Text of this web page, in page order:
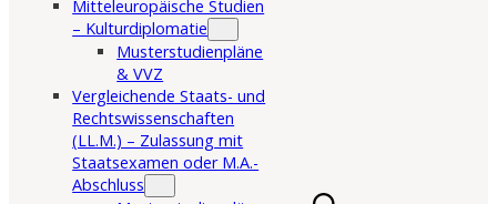
Mitteleuropäische Studien
– Kulturdiplomatie
Musterstudienpläne
& VVZ
Vergleichende Staats- und
Rechtswissenschaften
(LL.M.) – Zulassung mit
Staatsexamen oder M.A.-
Abschluss